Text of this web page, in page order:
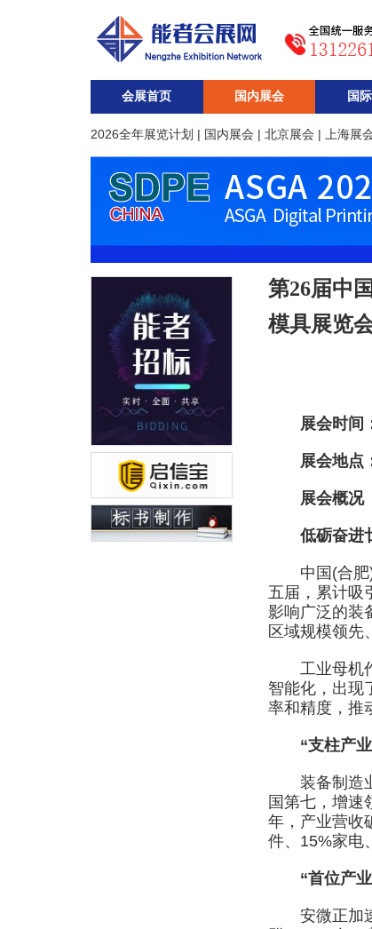
会展首页 国内展会 国
2026全年展览计划 | 国内展会 | 北京展会 | 上海展
第26届中
模具展览
展会时间
展会地点：
展会概况
低砺奋进廿
中国(合肥)
五届，累计吸
影响广泛的装
区域规模领先
工业母机作
智能化，出现
率和精度，推
“支柱产业
装备制造业
国第七，增速
年，产业营收
件、15%家电
“首位产业
安微正加速